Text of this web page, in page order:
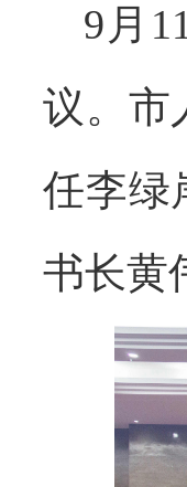
9 月
议。市
任李绿
书长黄